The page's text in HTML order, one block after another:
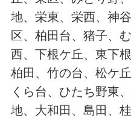
地、栄東、栄西、神
区、柏田台、猪子、
西、下根ケ丘、東下
柏田、竹の台、松ケ
くら台、ひたち野東
地、大和田、島田、桂